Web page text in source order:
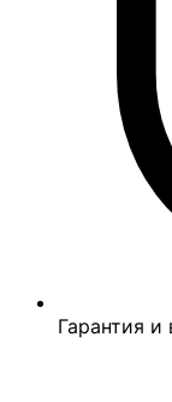
Гарантия и